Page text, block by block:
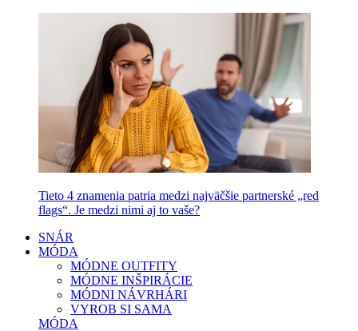
Tieto 4 znamenia patria medzi najväčšie partnerské „red
flags“. Je medzi nimi aj to vaše?
SNÁR
MÓDA
MÓDNE OUTFITY
MÓDNE INŠPIRÁCIE
MÓDNI NÁVRHÁRI
VYROB SI SAMA
MÓDA